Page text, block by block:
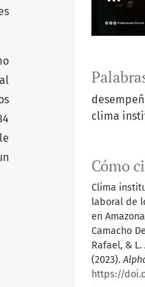
clima
Cómo
Clima
laboral de
en
Camacho
Rafael, & L.
(2023).
https://